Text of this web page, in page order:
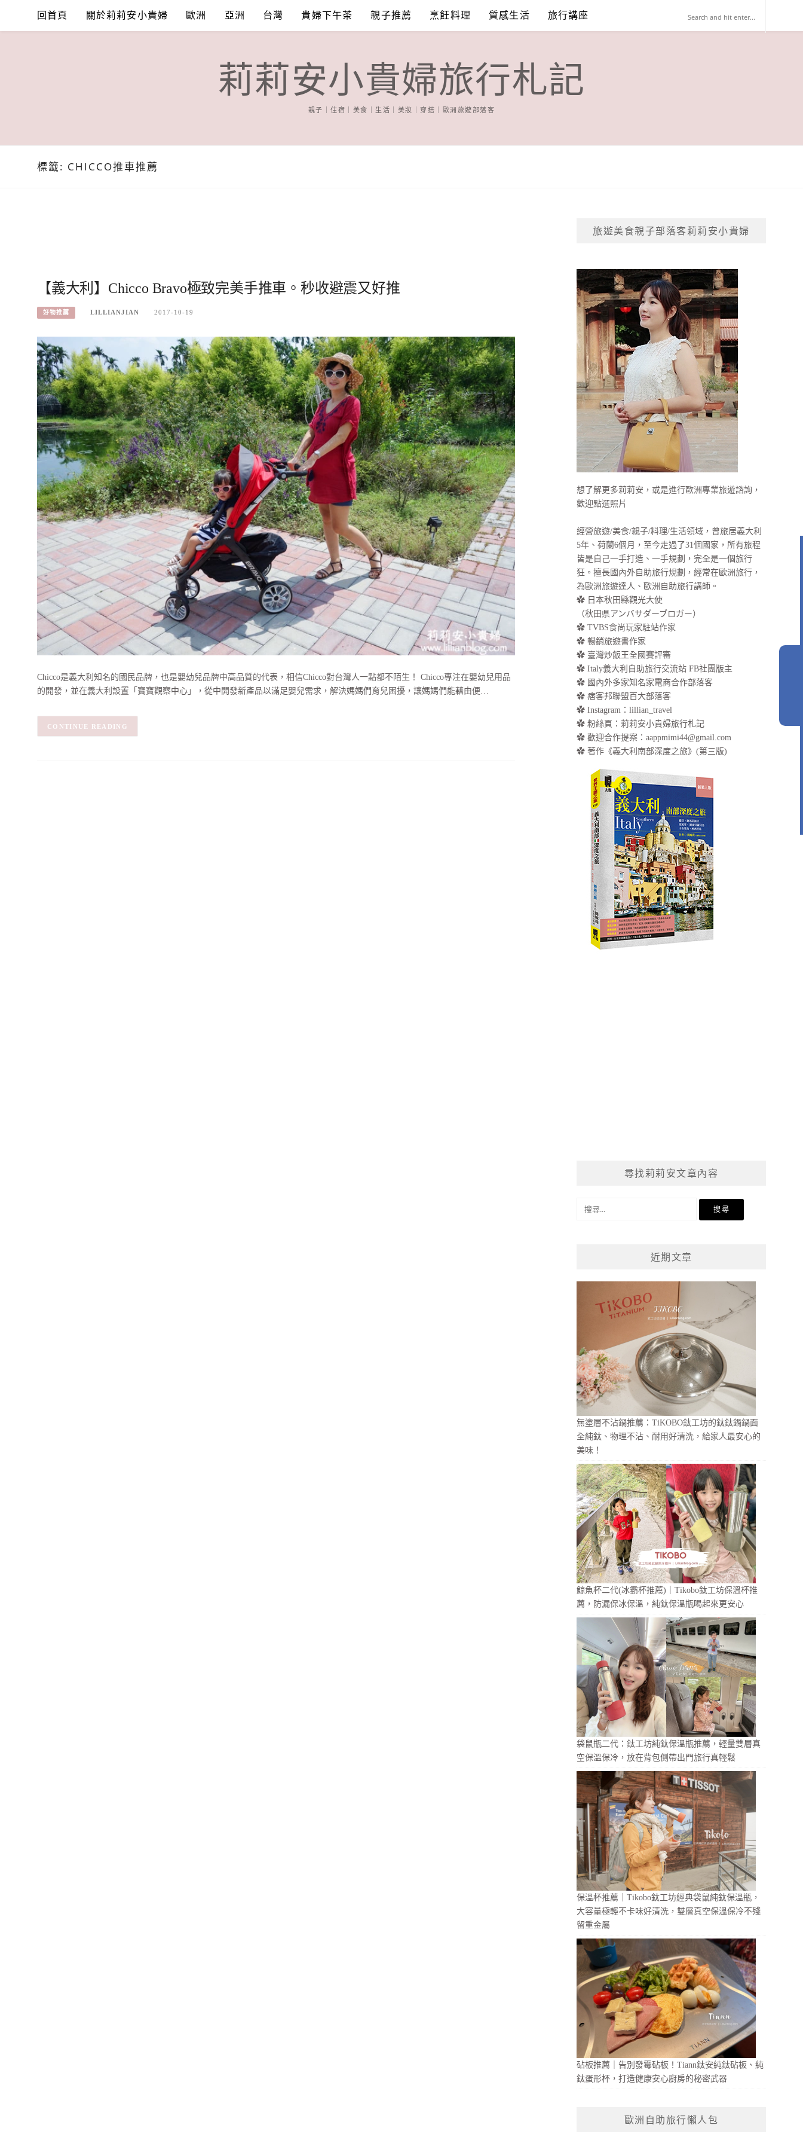
回首頁 關於莉莉安小貴婦 歐洲 亞洲 台灣 貴婦下午茶 親子推薦 烹飪料理 質感生活 旅行講座
莉莉安小貴婦旅行札記
親子｜住宿｜美食｜生活｜美妝｜穿搭｜歐洲旅遊部落客
標籤: CHICCO推車推薦
【義大利】Chicco Bravo極致完美手推車。秒收避震又好推
好物推薦 LILLIANJIAN 2017-10-19
Chicco是義大利知名的國民品牌，也是嬰幼兒品牌中高品質的代表，相信Chicco對台灣人一點都不陌生！ Chicco專注在嬰幼兒用品
的開發，並在義大利設置「寶寶觀察中心」，從中開發新產品以滿足嬰兒需求，解決媽媽們育兒困擾，讓媽媽們能藉由便…
CONTINUE READING
旅遊美食親子部落客莉莉安小貴婦
想了解更多莉莉安，或是進行歐洲專業旅遊諮詢，
歡迎點選照片
經營旅遊/美食/親子/料理/生活領域，曾旅居義大利
5年、荷蘭6個月，至今走過了31個國家，所有旅程
皆是自己一手打造、一手規劃，完全是一個旅行
狂。擅長國內外自助旅行規劃，經常在歐洲旅行，
為歐洲旅遊達人、歐洲自助旅行講師。
✿ 日本秋田縣觀光大使
（秋田県アンバサダーブロガー）
✿ TVBS食尚玩家駐站作家
✿ 暢銷旅遊書作家
✿ 臺灣炒飯王全國賽評審
✿ Italy義大利自助旅行交流站 FB社團版主
✿ 國內外多家知名家電商合作部落客
✿ 痞客邦聯盟百大部落客
✿Instagram：lillian_travel
✿粉絲頁：莉莉安小貴婦旅行札記
✿ 歡迎合作提案：aappmimi44@gmail.com
✿ 著作《義大利南部深度之旅》(第三版)
尋找莉莉安文章內容
近期文章
無塗層不沾鍋推薦：TiKOBO鈦工坊的鈦鈦鍋鍋面
全純鈦、物理不沾、耐用好清洗，給家人最安心的
美味！
鯨魚杯二代(冰霸杯推薦)｜Tikobo鈦工坊保溫杯推
薦，防漏保冰保溫，純鈦保溫瓶喝起來更安心
袋鼠瓶二代：鈦工坊純鈦保溫瓶推薦，輕量雙層真
空保溫保冷，放在背包側帶出門旅行真輕鬆
保溫杯推薦｜Tikobo鈦工坊經典袋鼠純鈦保溫瓶，
大容量極輕不卡味好清洗，雙層真空保溫保冷不殘
留重金屬
砧板推薦｜告別發霉砧板！Tiann鈦安純鈦砧板、純
鈦蛋形杯，打造健康安心廚房的秘密武器
歐洲自助旅行懶人包